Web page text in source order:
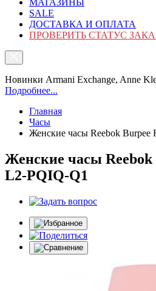
МАГАЗИНЫ
SALE
ДОСТАВКА И ОПЛАТА
ПРОВЕРИТЬ СТАТУС
Новинки Armani Exchange, Anne
Подробнее...
Главная
Часы
Женские часы Reebok Burpee
Женские часы Reebok
L2-PQIQ-Q1